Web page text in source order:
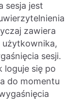
sesja jest
zawiera
użytkownika,
sesji.
się po
do momentu